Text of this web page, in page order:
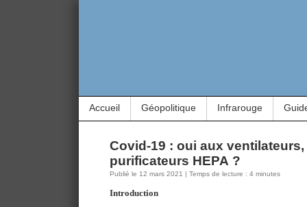
Accueil Géopolitique Infrarouge
Covid-19 : oui aux
purificateurs HEPA ?
Publié le 12 mars 2021 | Temps de lecture : 4 minutes
Introduction